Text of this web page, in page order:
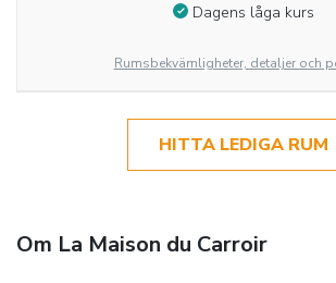
Dagens låga kurs
Rumsbekvämligheter, detaljer och
HITTA LEDIGA RUM
Om La Maison du Carroir